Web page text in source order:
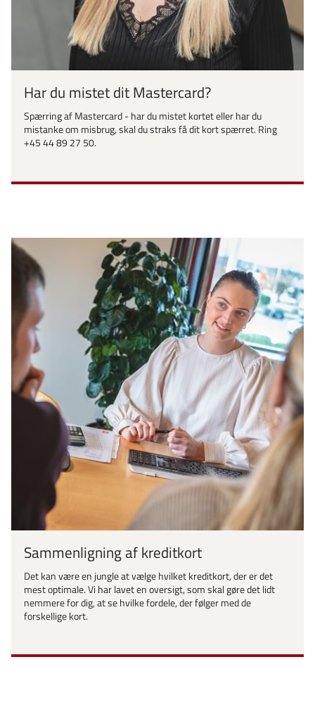
Har du mistet dit Mastercard?
Spærring af Mastercard - har du mistet kortet eller har du
mistanke om misbrug, skal du straks få dit kort spærret. Ring
+45 44 89 27 50.
Sammenligning af kreditkort
Det kan være en jungle at vælge hvilket kreditkort, der er det
mest optimale. Vi har lavet en oversigt, som skal gøre det lidt
nemmere for dig, at se hvilke fordele, der følger med de
forskellige kort.